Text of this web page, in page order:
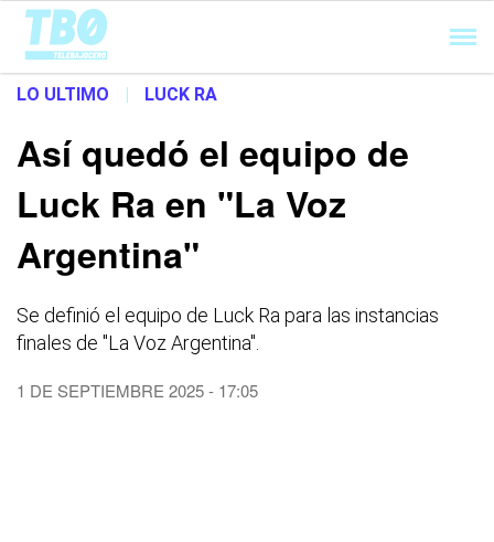
Cargando...
LO ULTIMO | LUCK RA
Así quedó el equipo de
Luck Ra en "La Voz
Argentina"
Se definió el equipo de Luck Ra para las instancias
finales de "La Voz Argentina".
1 DE SEPTIEMBRE 2025 - 17:05